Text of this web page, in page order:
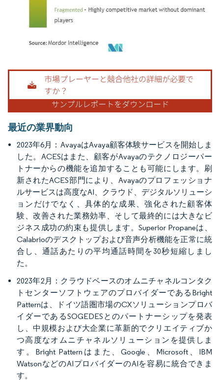
画像 © Mordor Intelligence。再利用にはCC BY 4.0の表示が必要です。
最近の業界動向
2023年6月：AvayaはAvaya顧客体験サービスを開始しま
した。ACESはまた、顧客がAvayaのテクノロジーパー
トナーからの機能を追加することも可能にします。刷
新されたACES部門により、Avayaのプロフェッショナ
ルサービスは高度なAI、クラウド、デジタルソリューシ
ョンだけでなく、具体的な成果、強化された顧客体
験、改善された業務効率、そして最終的には大きなビ
ジネス成功の約束も提供します。Superior Propaneは、
Calabrioのデスクトップおよび音声分析機能を正常に統
合し、通話あたりの平均通話時間を30秒短縮しまし
た。
2023年2月：クラウドベースのオムニチャネルコンタク
トセンターソフトウェアのプロバイダーであるBright
Patternは、ドイツ語圏市場のCXソリューションプロバ
イダーであるSOGEDESとのパートナーシップを発表
し、中規模および大企業に革新的でクリエイティブか
つ高度なオムニチャネルソリューションを提供しま
す。Bright Patternはまた、Google、Microsoft、IBM
WatsonなどのAIプロバイダーのAIを容易に統合できま
す。